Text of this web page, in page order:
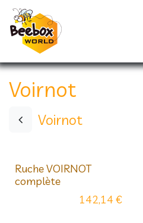
Se rendre au contenu
Voirnot
Voirnot
Ruche VOIRNOT
complète
142,14 €